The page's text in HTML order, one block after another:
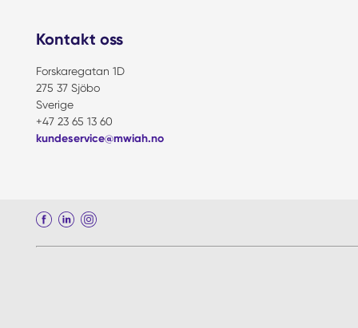
Kontakt oss
Forskaregatan 1D
275 37 Sjöbo
Sverige
+47 23 65 13 60
kundeservice@mwiah.no